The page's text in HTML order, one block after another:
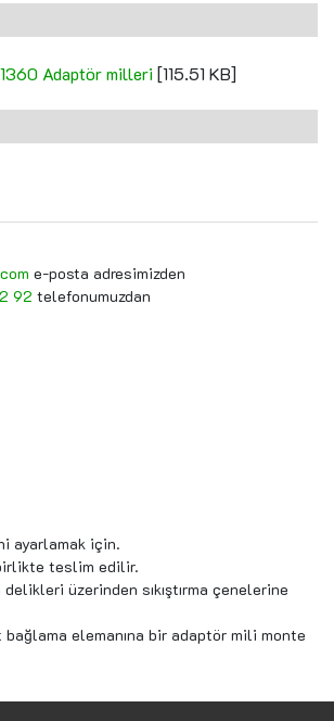
Adaptör milleri [115.51 KB]
e-posta adresimizden
92 telefonumuzdan
ayarlamak için.
teslim edilir.
üzerinden sıkıştırma çenelerine
bağlama elemanına bir adaptör mili monte